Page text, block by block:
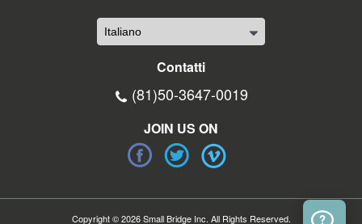
Contatti
(81)50-3647-0019
JOIN US ON
Copyright © 2026 Small Bridge Inc. All Rights Reserved.